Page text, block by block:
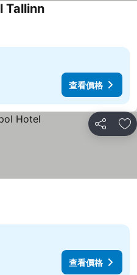
價格
Tallinn查看價格
查看價格
分享 加
查看價格